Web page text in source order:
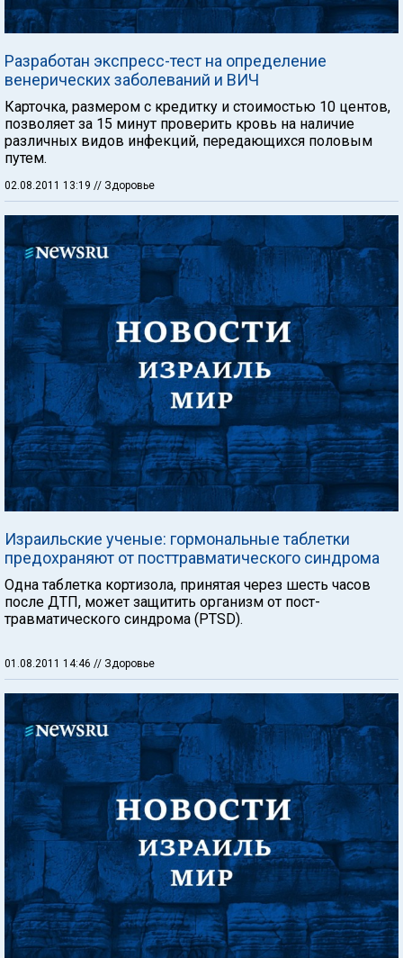
Разработан экспресс-тест на определение
венерических заболеваний и ВИЧ
Карточка, размером с кредитку и стоимостью 10 центов,
позволяет за 15 минут проверить кровь на наличие
различных видов инфекций, передающихся половым
путем.
02.08.2011 13:19 // Здоровье
Израильские ученые: гормональные таблетки
предохраняют от посттравматического синдрома
Одна таблетка кортизола, принятая через шесть часов
после ДТП, может защитить организм от пост-
травматического синдрома (PTSD).
01.08.2011 14:46 // Здоровье